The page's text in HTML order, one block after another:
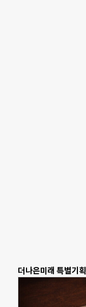
더나은미래 특별기획